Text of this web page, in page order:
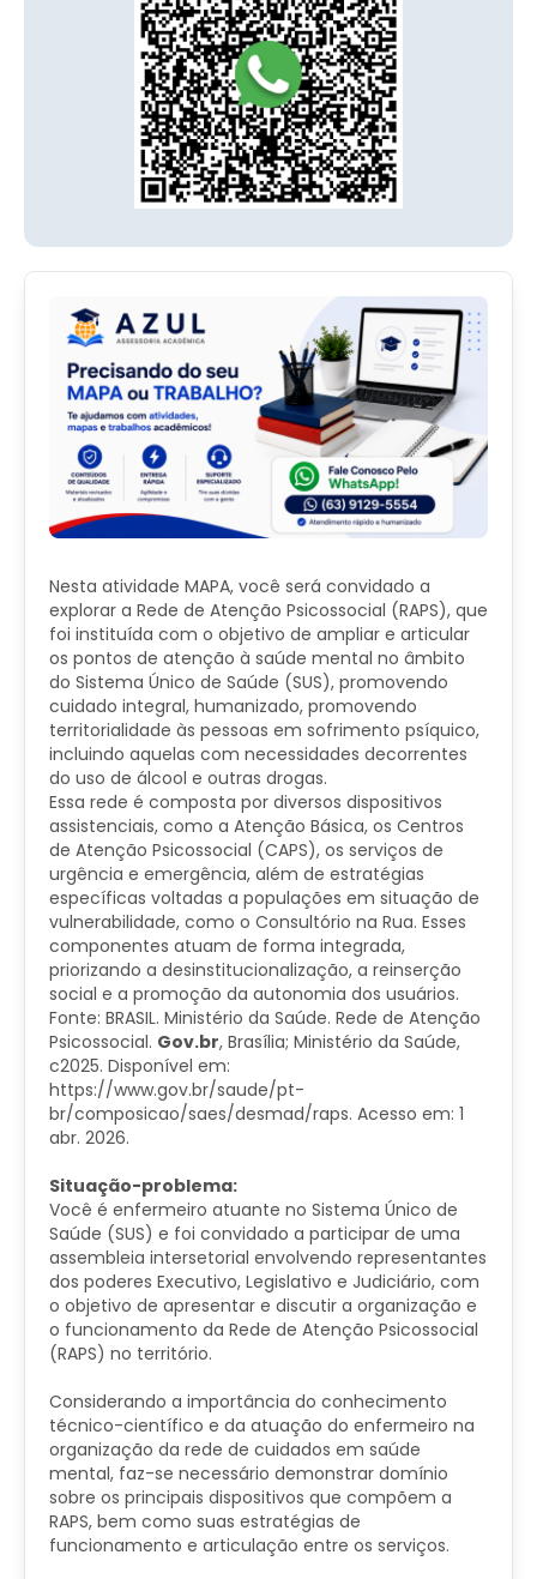
Nesta atividade MAPA, você será convidado a
explorar a Rede de Atenção Psicossocial (RAPS), que
foi instituída com o objetivo de ampliar e articular
os pontos de atenção à saúde mental no âmbito
do Sistema Único de Saúde (SUS), promovendo
cuidado integral, humanizado, promovendo
territorialidade às pessoas em sofrimento psíquico,
incluindo aquelas com necessidades decorrentes
do uso de álcool e outras drogas.
Essa rede é composta por diversos dispositivos
assistenciais, como a Atenção Básica, os Centros
de Atenção Psicossocial (CAPS), os serviços de
urgência e emergência, além de estratégias
específicas voltadas a populações em situação de
vulnerabilidade, como o Consultório na Rua. Esses
componentes atuam de forma integrada,
priorizando a desinstitucionalização, a reinserção
social e a promoção da autonomia dos usuários.
Fonte: BRASIL. Ministério da Saúde. Rede de Atenção
Psicossocial. Gov.br, Brasília; Ministério da Saúde,
c2025. Disponível em: ​
https://www.gov.br/saude/pt-
br/composicao/saes/desmad/raps. Acesso em: 1
abr. 2026.
Situação-problema:
Você é enfermeiro atuante no Sistema Único de
Saúde (SUS) e foi convidado a participar de uma
assembleia intersetorial envolvendo representantes
dos poderes Executivo, Legislativo e Judiciário, com
o objetivo de apresentar e discutir a organização e
o funcionamento da Rede de Atenção Psicossocial
(RAPS) no território.
Considerando a importância do conhecimento
técnico-científico e da atuação do enfermeiro na
organização da rede de cuidados em saúde
mental, faz-se necessário demonstrar domínio
sobre os principais dispositivos que compõem a
RAPS, bem como suas estratégias de
funcionamento e articulação entre os serviços.